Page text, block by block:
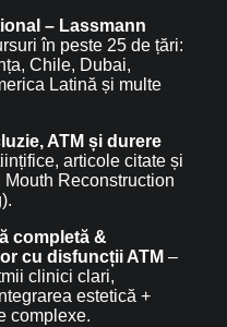
– Lassmann
în peste 25 de țări:
Chile, Dubai,
Latină și multe
ATM și durere
articole citate și
Reconstruction
completă &
cu disfuncții ATM –
clinici clari,
estetică +
complexe.